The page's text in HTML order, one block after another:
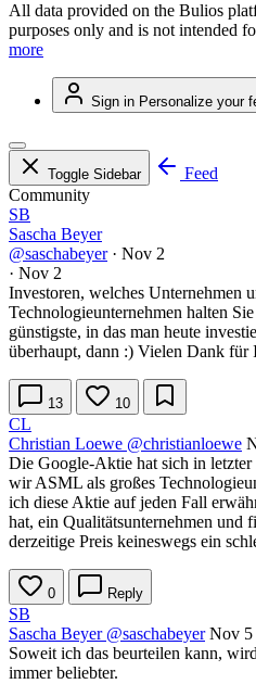
All data provided on the Bulios
purposes only and is not intended
more
Sign in Personalize your
Toggle Sidebar
Feed
Community
SB
Sascha Beyer
@saschabeyer · Nov 2
· Nov 2
Investoren, welches Unternehmen
Technologieunternehmen halten
günstigste, in das man heute
überhaupt, dann :) Vielen Dank für
13 10
CL
Christian Loewe @christianloewe
Die Google-Aktie hat sich in
wir ASML als großes
ich diese Aktie auf jeden Fall
hat, ein Qualitätsunternehmen und
derzeitige Preis keineswegs ein
0 Reply
SB
Sascha Beyer @saschabeyer Nov 5
Soweit ich das beurteilen kann,
immer beliebter.